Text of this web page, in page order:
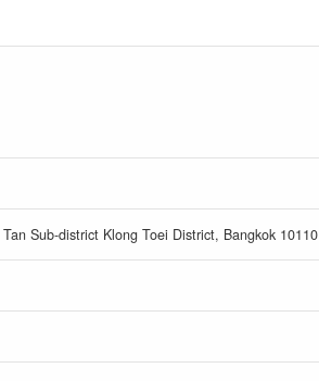
Sub-district Klong Toei District, Bangkok 10110